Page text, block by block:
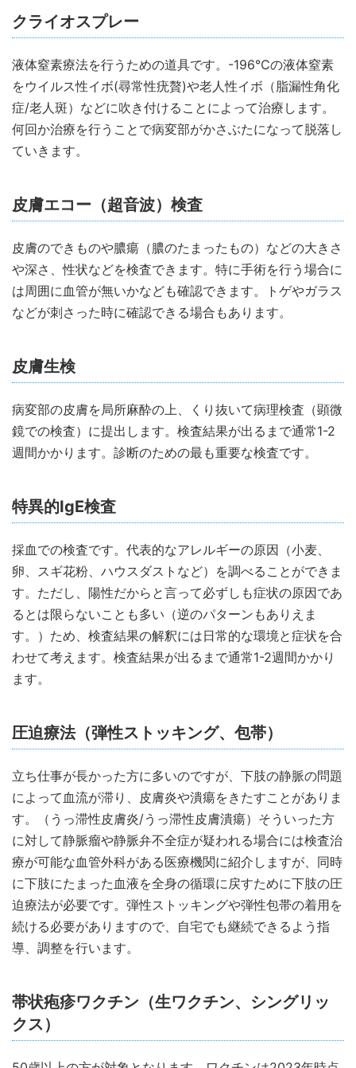
クライオスプレー
液体窒素療法を行うための道具です。-196℃の液体窒素
をウイルス性イボ(尋常性疣贅)や老人性イボ（脂漏性角化
症/老人斑）などに吹き付けることによって治療します。
何回か治療を行うことで病変部がかさぶたになって脱落し
ていきます。
皮膚エコー（超音波）検査
皮膚のできものや膿瘍（膿のたまったもの）などの大きさ
や深さ、性状などを検査できます。特に手術を行う場合に
は周囲に血管が無いかなども確認できます。トゲやガラス
などが刺さった時に確認できる場合もあります。
皮膚生検
病変部の皮膚を局所麻酔の上、くり抜いて病理検査（顕微
鏡での検査）に提出します。検査結果が出るまで通常1-2
週間かかります。診断のための最も重要な検査です。
特異的IgE検査
採血での検査です。代表的なアレルギーの原因（小麦、
卵、スギ花粉、ハウスダストなど）を調べることができま
す。ただし、陽性だからと言って必ずしも症状の原因であ
るとは限らないことも多い（逆のパターンもありえま
す。）ため、検査結果の解釈には日常的な環境と症状を合
わせて考えます。検査結果が出るまで通常1-2週間かかり
ます。
圧迫療法（弾性ストッキング、包帯）
立ち仕事が長かった方に多いのですが、下肢の静脈の問題
によって血流が滞り、皮膚炎や潰瘍をきたすことがありま
す。（うっ滞性皮膚炎/うっ滞性皮膚潰瘍）そういった方
に対して静脈瘤や静脈弁不全症が疑われる場合には検査治
療が可能な血管外科がある医療機関に紹介しますが、同時
に下肢にたまった血液を全身の循環に戻すために下肢の圧
迫療法が必要です。弾性ストッキングや弾性包帯の着用を
続ける必要がありますので、自宅でも継続できるよう指
導、調整を行います。
帯状疱疹ワクチン（生ワクチン、シングリッ
クス）